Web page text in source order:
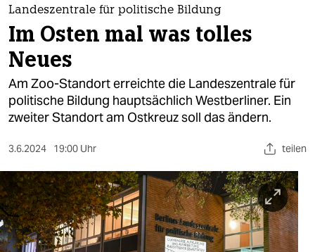
themen
politik
öko
gesellschaft
sport
berlin
nord
Landeszentrale für politische Bildung
Im Osten mal was tolles
Neues
Am Zoo-Standort erreichte die Landeszentrale für
politische Bildung hauptsächlich Westberliner. Ein
zweiter Standort am Ostkreuz soll das ändern.
3.6.2024 19:00 Uhr teilen